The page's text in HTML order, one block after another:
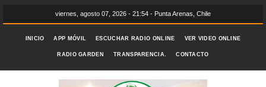
viernes, agosto 07, 2026 - 21:54 - Punta Arenas, Chile
INICIO APP MÓVIL ESCUCHAR RADIO ONLINE VER VIDEO ONLINE
RADIO GARDEN TRANSPARENCIA. CONTACTO